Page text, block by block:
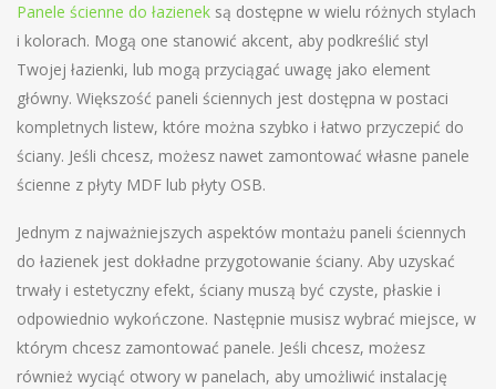
Panele ścienne do łazienek są dostępne w wielu różnych stylach
i kolorach. Mogą one stanowić akcent, aby podkreślić styl
Twojej łazienki, lub mogą przyciągać uwagę jako element
główny. Większość paneli ściennych jest dostępna w postaci
kompletnych listew, które można szybko i łatwo przyczepić do
ściany. Jeśli chcesz, możesz nawet zamontować własne panele
ścienne z płyty MDF lub płyty OSB.
Jednym z najważniejszych aspektów montażu paneli ściennych
do łazienek jest dokładne przygotowanie ściany. Aby uzyskać
trwały i estetyczny efekt, ściany muszą być czyste, płaskie i
odpowiednio wykończone. Następnie musisz wybrać miejsce, w
którym chcesz zamontować panele. Jeśli chcesz, możesz
również wyciąć otwory w panelach, aby umożliwić instalację